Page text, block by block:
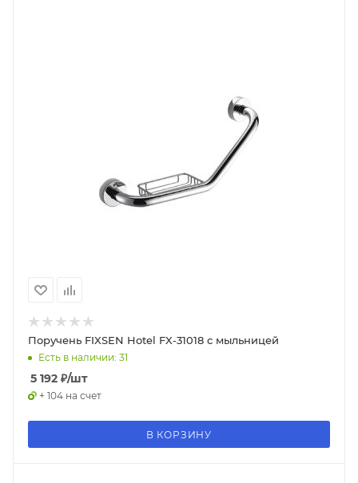
Поручень FIXSEN Hotel FX-31018 с мыльницей
Есть в наличии: 31
5 192 ₽/шт
+ 104 на счет
В КОРЗИНУ